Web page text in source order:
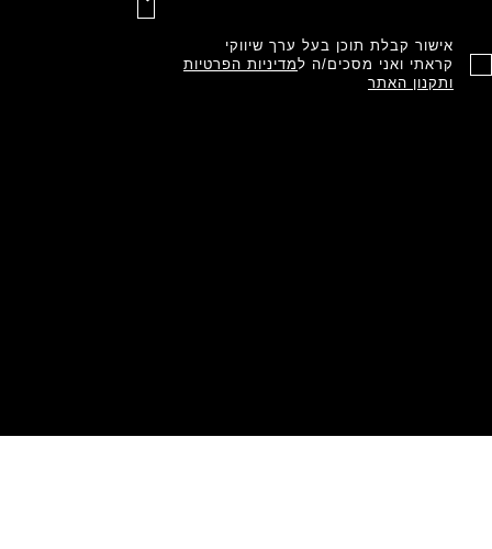
אישור קבלת תוכן בעל ערך שיווקי
קראתי ואני מסכים/ה למדיניות הפרטיות
ותקנון האתר